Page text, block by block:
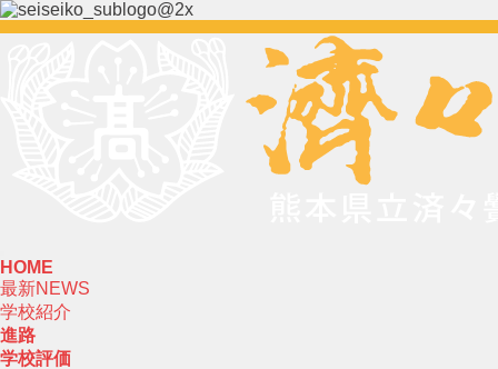
HOME
最新NEWS
学校紹介
進路
学校評価